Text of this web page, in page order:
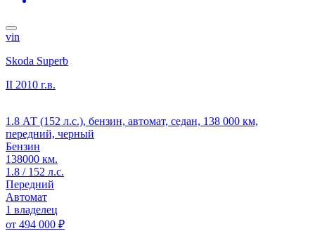
vin
Skoda Superb
II 2010 г.в.
1.8 АТ (152 л.с.), бензин, автомат, седан, 138 000 км,
передний, черный
Бензин
138000 км.
1.8 / 152 л.с.
Передний
Автомат
1 владелец
от 494 000 ₽